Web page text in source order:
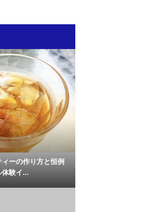
ーの作り方と恒例
体験イ...